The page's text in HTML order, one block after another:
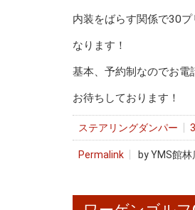
内装をばらす関係で30
なります！
基本、予約制なのでお電
お待ちしております！
ステアリングダンパー
Permalink by YMS館